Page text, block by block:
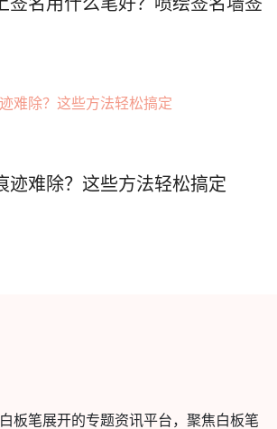
迹难除？这些方法轻松搞定
板笔展开的专题资讯平台，聚焦白板笔